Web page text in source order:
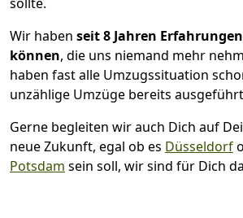
Wir haben seit8 Jahren
können, die uns niemand mehr
haben fast alle Umzugssituation
unzählige Umzüge bereits
Gerne begleiten wir auch Dich auf
neue Zukunft, egal ob es Düsseldorf
Potsdam sein soll, wir sind für Dich